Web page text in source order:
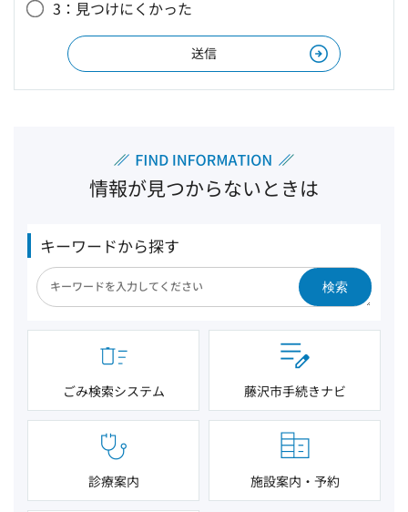
3：見つけにくかった
情報が見つからないときは
キーワードから探す
検索
ごみ検索システム 藤沢市手続きナビ
診療案内 施設案内・予約